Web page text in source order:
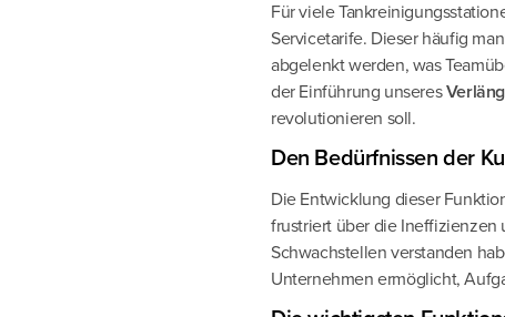
Für viele
Servicetarife. Dieser häufig
abgelenkt werden, was
der Einführung unseres
revolutionieren soll.
Den Bedürfnissen der
Die Entwicklung dieser
frustriert über die Ineffizienzen
Schwachstellen verstanden
Unternehmen ermöglicht,